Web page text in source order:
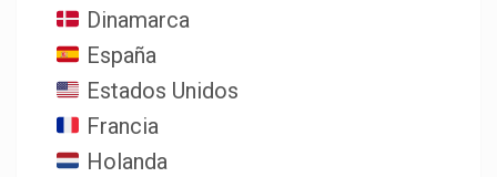
Dinamarca
España
Estados Unidos
Francia
Holanda